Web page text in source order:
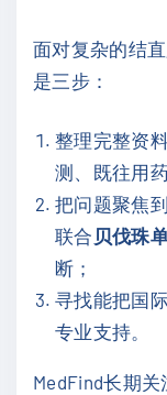
面对复杂的结
是三步：
整理完整资
测、既往用
把问题聚焦
联合 贝伐珠
断；
寻找能把国
专业支持。
MedFind长期